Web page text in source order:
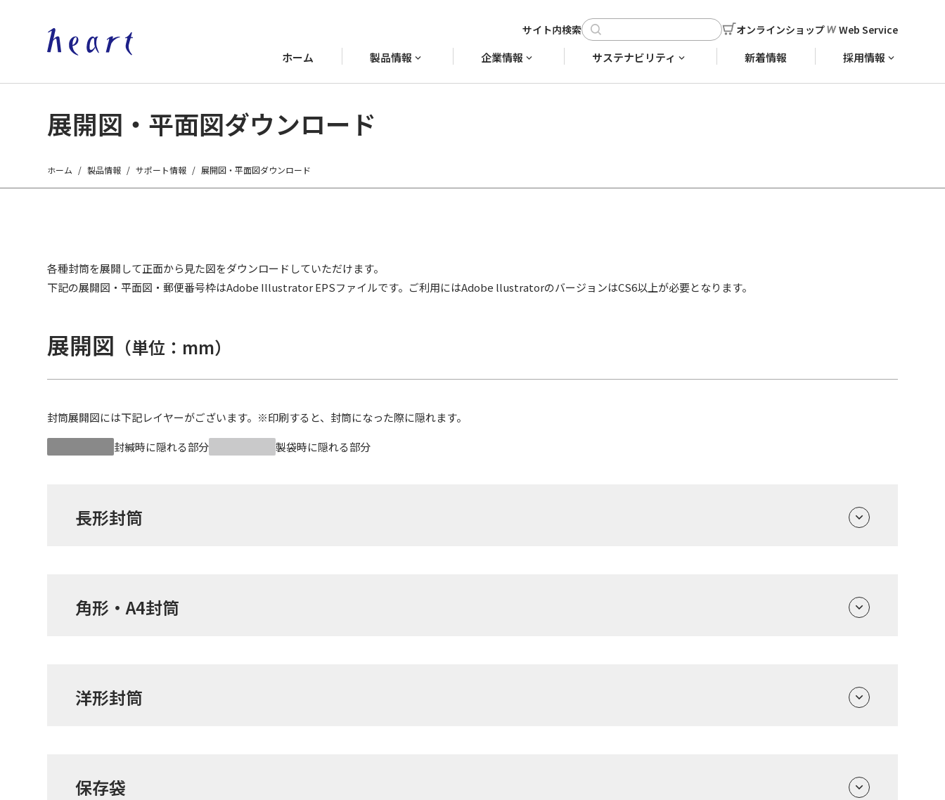
オンラインショップ Web Service
ホーム 製品情報 企業情報 サステナビリティ 新着情報 採用情報
展開図・平面図ダウンロード
ホーム 製品情報 サポート情報 展開図・平面図ダウンロード
各種封筒を展開して正面から見た図をダウンロードしていただけます。
下記の展開図・平面図・郵便番号枠はAdobe Illustrator EPSファイルです。ご利用にはAdobe llustratorのバージョンはCS6以上が必要となります。
展開図 （単位：mm）
封筒展開図には下記レイヤーがございます。 ※印刷すると、封筒になった際に隠れます。
封緘時に隠れる部分
製袋時に隠れる部分
長形封筒
角形・A4封筒
洋形封筒
保存袋